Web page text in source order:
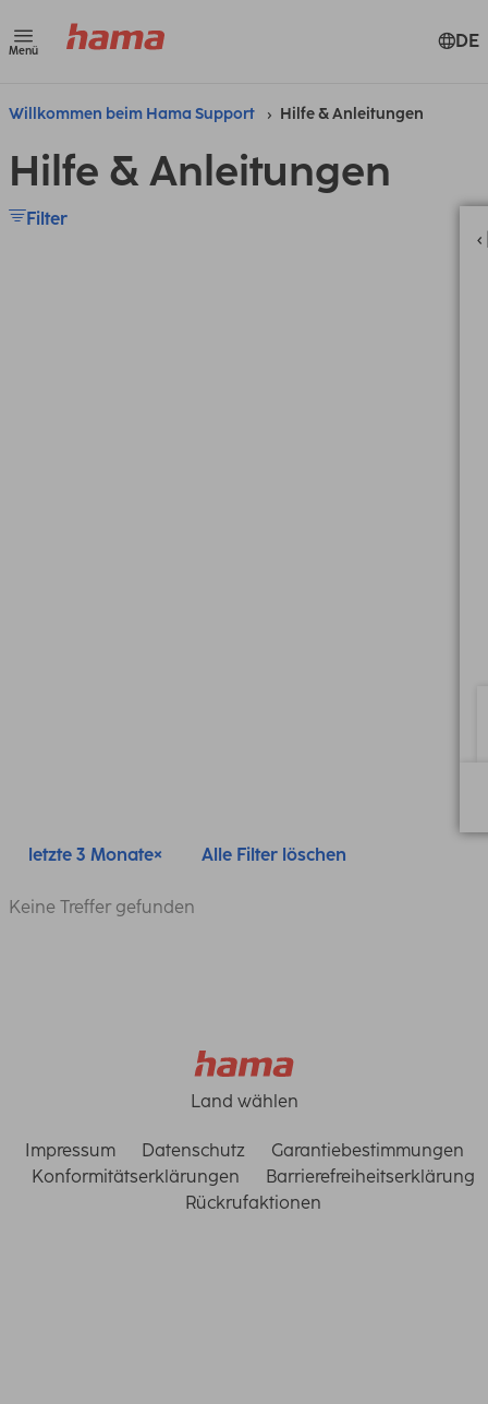
Menü DE
Willkommen beim Hama Support Hilfe & Anleitungen
Hilfe & Anleitungen
Filter
letzte 3 Monate Alle Filter löschen
Keine Treffer gefunden
Land wählen
Impressum Datenschutz
Garantiebestimmungen
Konformitätserklärungen
Barrierefreiheitserklärung
Rückrufaktionen